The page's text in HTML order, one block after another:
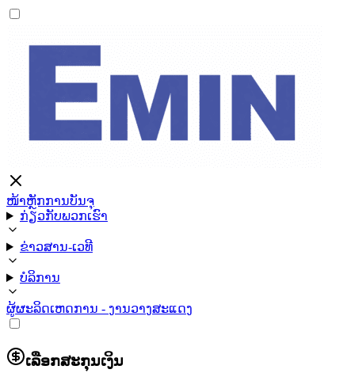
ໜ້າຫຼັກການບັນຈຸ
ກ່ຽວກັບພວກເຮົາ
ຂ່າວສານ-ເວທີ
ບໍລິການ
ຜູ້ຜະລິດເຫດການ - ງານວາງສະແດງ
ເລືອກສະກຸນເງິນ